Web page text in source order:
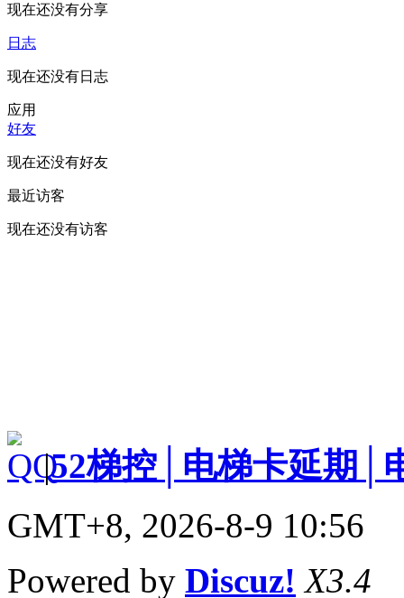
现在还没有分享
日志
现在还没有日志
应用
好友
现在还没有好友
最近访客
现在还没有访客
|52梯控│电梯卡延期│
GMT+8, 2026-8-9 10:56
Powered by Discuz! X3.4